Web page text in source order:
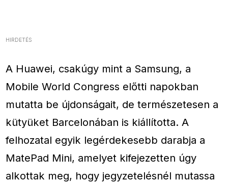
HIRDETÉS
A Huawei, csakúgy mint a Samsung, a
Mobile World Congress előtti napokban
mutatta be újdonságait, de természetesen a
kütyüket Barcelonában is kiállította. A
felhozatal egyik legérdekesebb darabja a
MatePad Mini, amelyet kifejezetten úgy
alkottak meg, hogy jegyzetelésnél mutassa